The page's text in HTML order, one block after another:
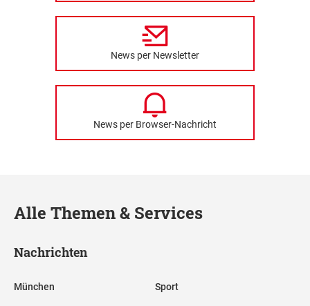
News per Newsletter
News per Browser-Nachricht
Alle Themen & Services
Nachrichten
München Sport